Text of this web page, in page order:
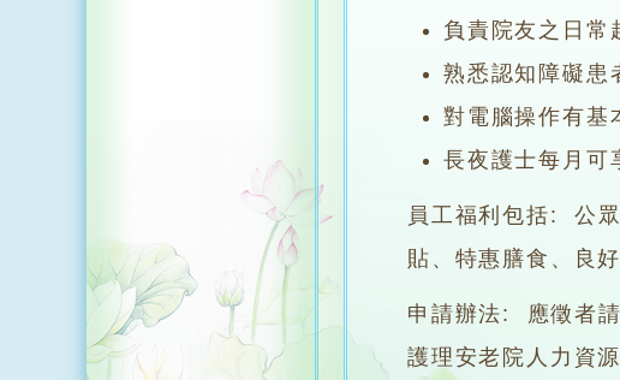
負責院友之日常
熟悉認知障礙患
對電腦操作有基
長夜護士每月可
員工福利包括: 公
貼、特惠膳食、良
申請辦法: 應徵者
護理安老院人力資